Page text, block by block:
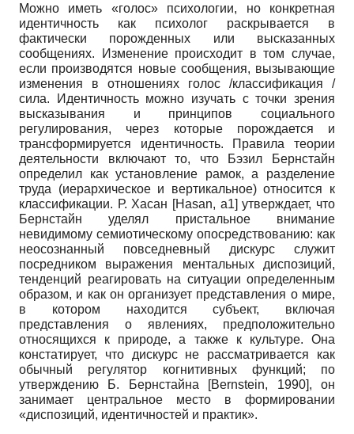
Можно иметь «голос» психологии, но конкретная
идентичность как психолог раскрывается в
фактически порожденных или высказанных
сообщениях. Изменение происходит в том случае,
если производятся новые сообщения, вызывающие
изменения в отношениях голос /классификация /
сила. Идентичность можно изучать с точки зрения
высказывания и принципов социального
регулирования, через которые порождается и
трансформируется идентичность. Правила теории
деятельности включают то, что Бэзил Бернстайн
определил как установление рамок, а разделение
труда (иерархическое и вертикальное) относится к
классификации. Р. Хасан [Hasan, а1] утверждает, что
Бернстайн уделял пристальное внимание
невидимому семиотическому опосредствованию: как
неосознанный повседневный дискурс служит
посредником выражения ментальных диспозиций,
тенденций реагировать на ситуации определенным
образом, и как он организует представления о мире,
в котором находится субъект, включая
представления о явлениях, предположительно
относящихся к природе, а также к культуре. Она
констатирует, что дискурс не рассматривается как
обычный регулятор когнитивных функций; по
утверждению Б. Бернстайна
[Bernstein, 1990],он
занимает центральное место в формировании
«диспозиций, идентичностей и практик».